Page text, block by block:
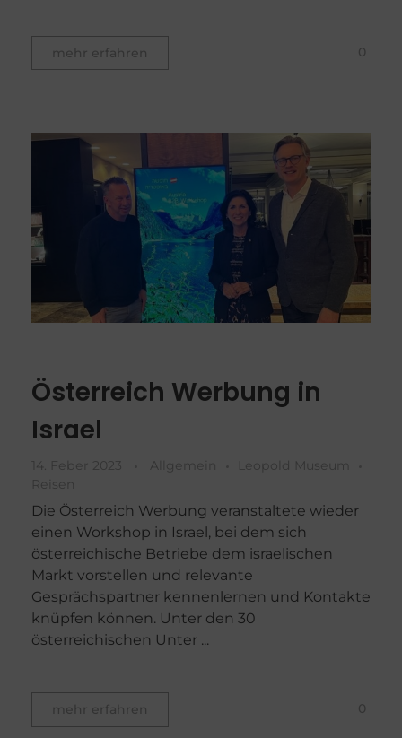
mehr erfahren 0
Österreich Werbung in
Israel
14. Feber 2023 Allgemein
Leopold Museum
Reisen
Die Österreich Werbung veranstaltete wieder
einen Workshop in Israel, bei dem sich
österreichische Betriebe dem israelischen
Markt vorstellen und relevante
Gesprächspartner kennenlernen und Kontakte
knüpfen können. Unter den 30
österreichischen Unter ...
mehr erfahren 0